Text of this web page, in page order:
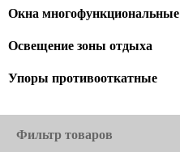
Окна многофункциональные
Освещение зоны отдыха
Упоры противооткатные
Фильтр товаров